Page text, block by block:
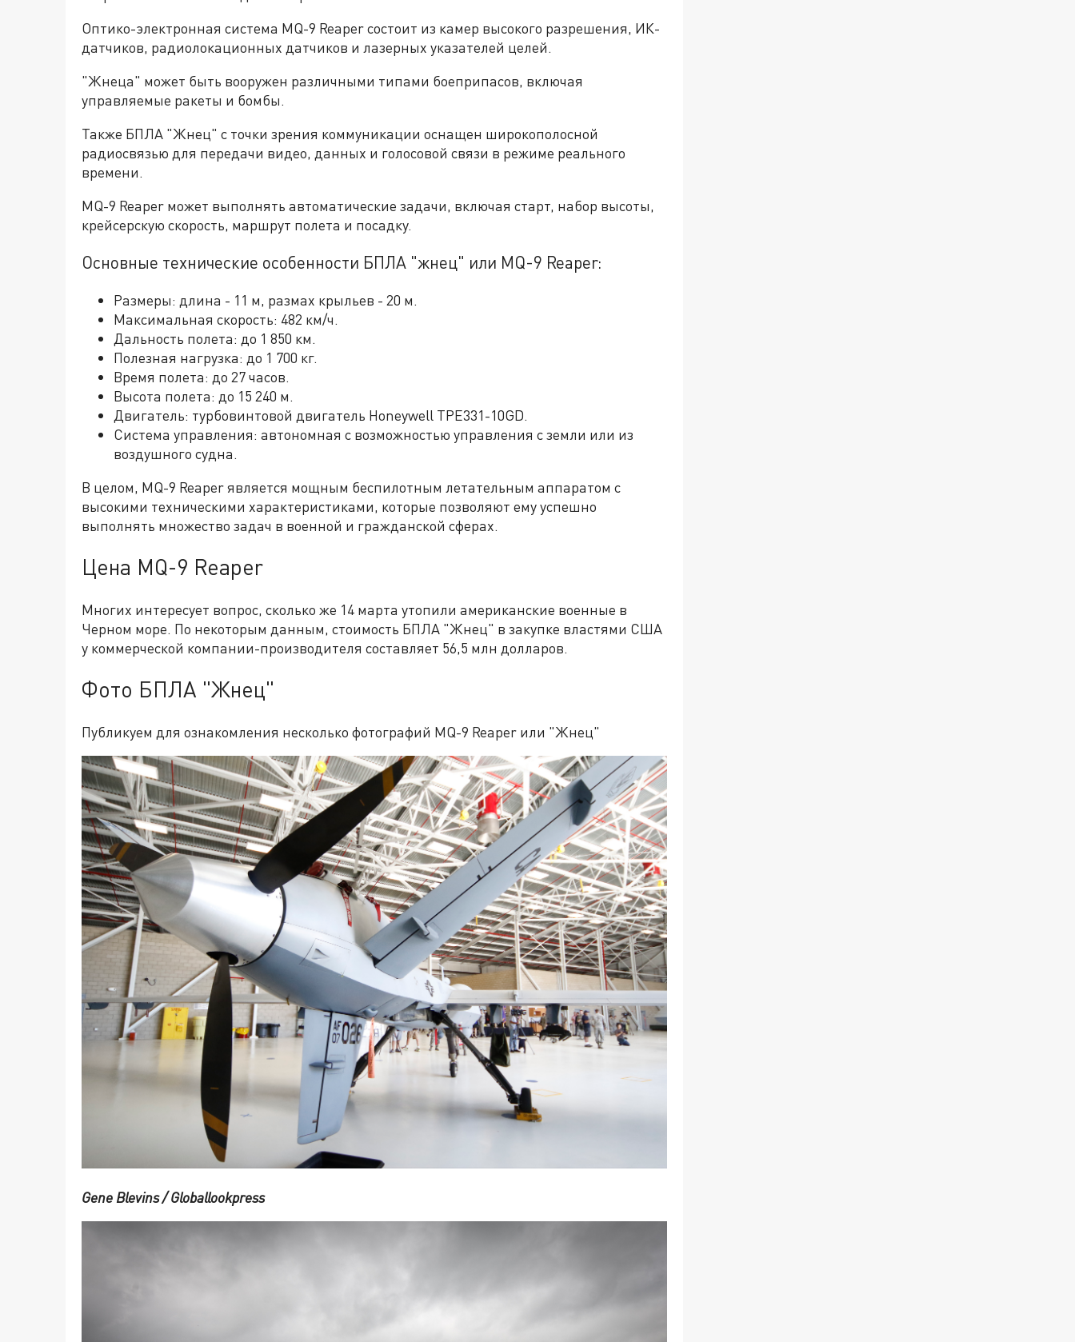
Оптико-электронная система MQ-9 Reaper состоит из камер высокого разрешения, ИК-
датчиков, радиолокационных датчиков и лазерных указателей целей.
"Жнеца" может быть вооружен различными типами боеприпасов, включая
управляемые ракеты и бомбы.
Также БПЛА "Жнец" с точки зрения коммуникации оснащен широкополосной
радиосвязью для передачи видео, данных и голосовой связи в режиме реального
времени.
MQ-9 Reaper может выполнять автоматические задачи, включая старт, набор высоты,
крейсерскую скорость, маршрут полета и посадку.
Основные технические особенности БПЛА "жнец" или MQ-9 Reaper:
Размеры: длина - 11 м, размах крыльев - 20 м.
Максимальная скорость: 482 км/ч.
Дальность полета: до 1 850 км.
Полезная нагрузка: до 1 700 кг.
Время полета: до 27 часов.
Высота полета: до 15 240 м.
Двигатель: турбовинтовой двигатель Honeywell TPE331-10GD.
Система управления: автономная с возможностью управления с земли или из
воздушного судна.
В целом, MQ-9 Reaper является мощным беспилотным летательным аппаратом с
высокими техническими характеристиками, которые позволяют ему успешно
выполнять множество задач в военной и гражданской сферах.
Цена MQ-9 Reaper
Многих интересует вопрос, сколько же 14 марта утопили американские военные в
Черном море. По некоторым данным, стоимость БПЛА "Жнец" в закупке властями США
у коммерческой компании-производителя составляет 56,5 млн долларов.
Фото БПЛА "Жнец"
Публикуем для ознакомления несколько фотографий MQ-9 Reaper или "Жнец"
Gene Blevins / Globallookpress